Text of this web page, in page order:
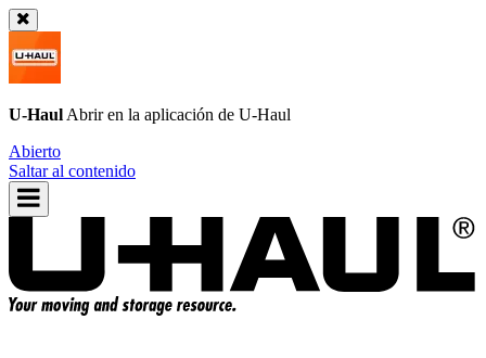
U-Haul Abrir en la aplicación de U-Haul
Abierto
Saltar al contenido